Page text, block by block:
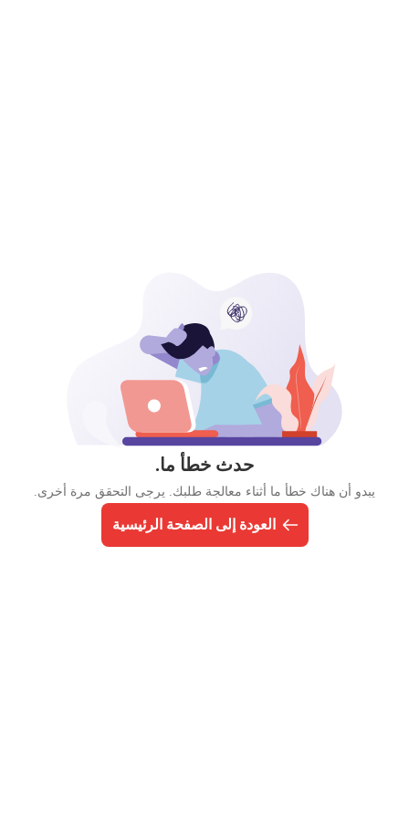
حدث خطأ ما.
يبدو أن هناك خطأ ما أثناء معالجة طلبك. يرجى التحقق مرة أخرى.
العودة إلى الصفحة الرئيسية